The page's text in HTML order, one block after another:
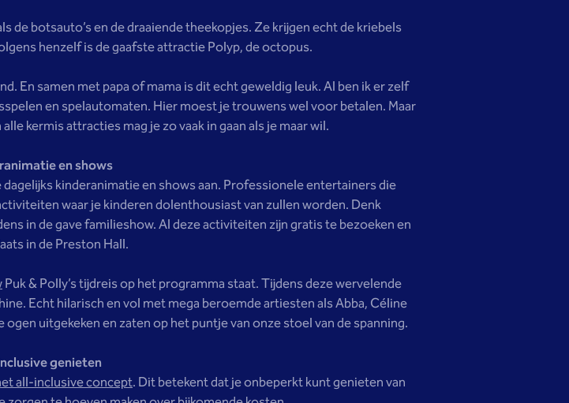
de botsauto’s en de draaiende theekopjes. Ze krijgen echt de kriebels
henzelf is de gaafste attractie Polyp, de octopus.
En samen met papa of mama is dit echt geweldig leuk. Al ben ik er zelf
en spelautomaten. Hier moest je trouwens wel voor betalen. Maar
kermis attracties mag je zo vaak in gaan als je maar wil.
en shows
kinderanimatie en shows aan. Professionele entertainers die
waar je kinderen dolenthousiast van zullen worden. Denk
in de gave familieshow. Al deze activiteiten zijn gratis te bezoeken en
in de Preston Hall.
Puk & Polly’s tijdreis op het programma staat. Tijdens deze wervelende
Echt hilarisch en vol met mega beroemde artiesten als Abba, Céline
uitgekeken en zaten op het puntje van onze stoel van de spanning.
genieten
all-inclusive concept. Dit betekent dat je onbeperkt kunt genieten van